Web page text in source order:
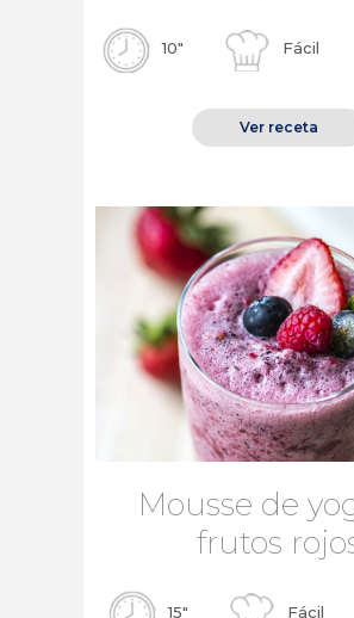
10″ Fácil
Ver receta
Mousse de
frutos
15″ Fácil